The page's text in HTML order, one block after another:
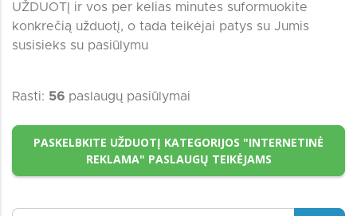
UŽDUOTĮ ir vos per kelias minutes suformuokite
konkrečią užduotį, o tada teikėjai patys su Jumis
susisieks su pasiūlymu
Rasti: 56 paslaugų pasiūlymai
PASKELBKITE UŽDUOTĮ KATEGORIJOS "INTERNETINĖ
REKLAMA" PASLAUGŲ TEIKĖJAMS